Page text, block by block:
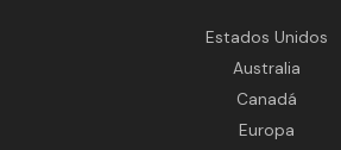
Estados Unidos
Australia
Canadá
Europa